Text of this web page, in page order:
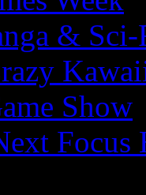
&
Show